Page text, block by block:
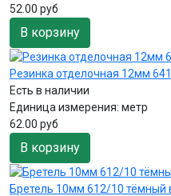
52.00 руб
В корзину
Резинка отделочная 12мм
Есть в наличии
Единица измерения: метр
62.00 руб
В корзину
Бретель 10мм 612/10 тёмный